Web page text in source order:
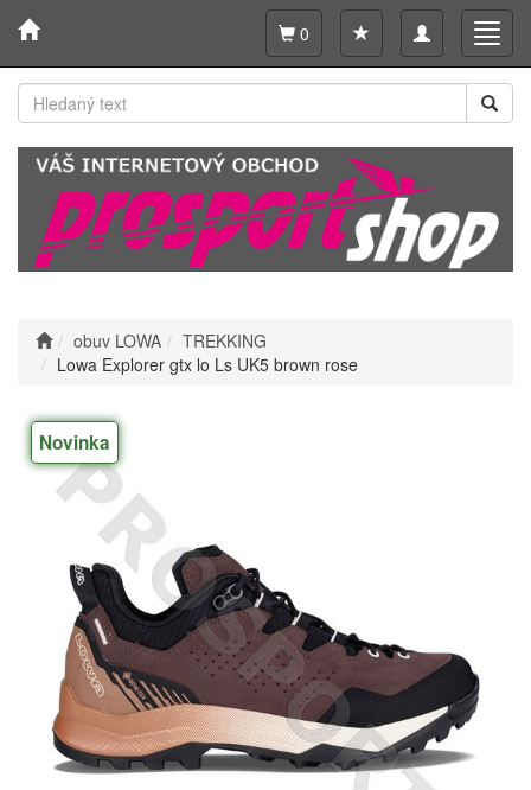
Toggle
navigation
0
obuv LOWA
TREKKING
Lowa Explorer gtx lo Ls UK5 brown rose
Novinka